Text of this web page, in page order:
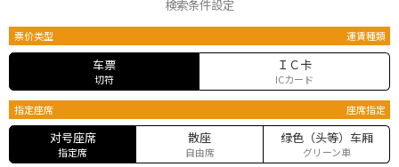
検索条件設定
票价类型 運賃種類
车票
切符
ＩＣ卡
ICカード
指定座席 座席指定
对号座席
指定席
散座
自由席
绿色（头等）车厢
グリーン車